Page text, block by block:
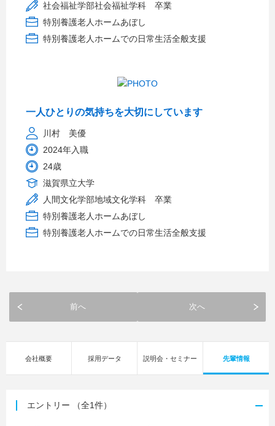
社会福祉学部社会福祉学科 卒業
特別養護老人ホームあぼし
特別養護老人ホームでの日常生活全般支援
一人ひとりの気持ちを大切にしています
川村 美優
2024年入職
24歳
滋賀県立大学
人間文化学部地域文化学科 卒業
特別養護老人ホームあぼし
特別養護老人ホームでの日常生活全般支援
前へ 次へ
会社概要 採用データ 説明会・セミナー 先輩情報
エントリー （全1件）